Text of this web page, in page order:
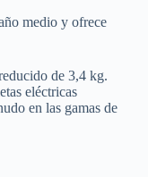
medio y ofrece
de 3,4 kg.
eléctricas
en las gamas de